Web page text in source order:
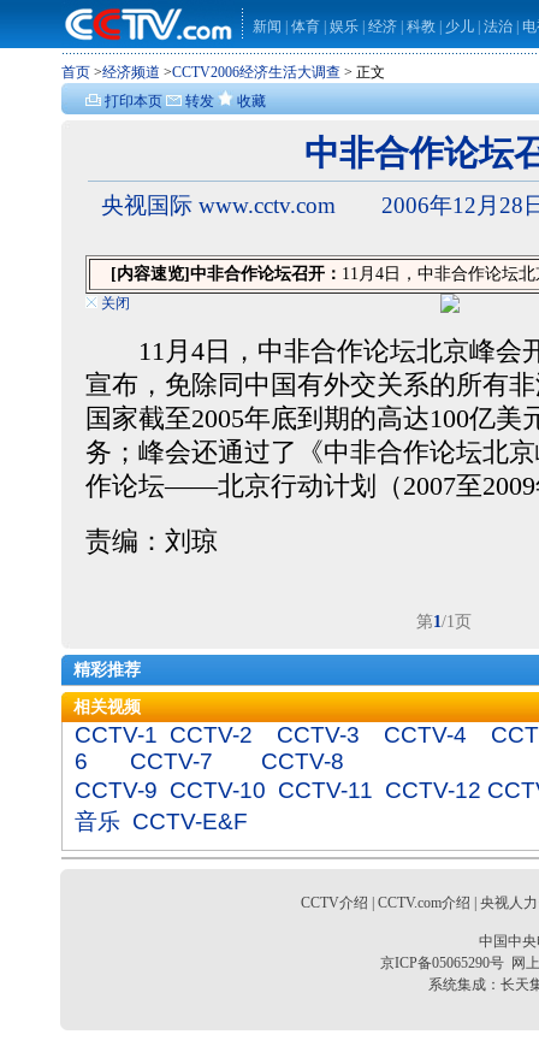
新闻 体育 娱乐 经济 科教 少儿 法治
首页 >经济频道 >CCTV2006经济生活大调查 > 正文
打印本页
转发 收藏
关闭
中非合作论坛
央视国际 www.cctv.com 2006年12月28
[内容速览] 中非合作论坛召开： 11月4日，中非合作论坛
11月4日，中非合作论坛北京峰会
宣布，免除同中国有外交关系的所有
国家截至2005年底到期的高达100亿美
务；峰会还通过了《中非合作论坛北
作论坛——北京行动计划（2007至
责编：刘琼
第1/1页
精彩推荐
相关视频
CCTV-1 CCTV-2 CCTV-3 CCTV-4
6
CCTV-7
CCTV-8
CCTV-9 CCTV-10 CCTV-11 CCTV-12
音乐 CCTV-E&F
CCTV介绍 CCTV.com介绍 央视人
中国中
京ICP备05065290号 网
系统集成： 长天